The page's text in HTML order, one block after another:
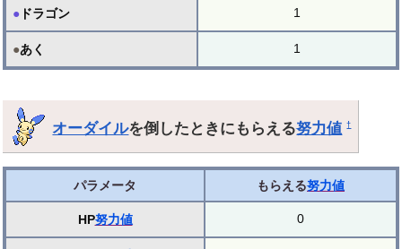
● ドラゴン 1
●あく 1
オーダイルを倒したときにもらえる努力値 †
パラメータ もらえる努力値
HP努力値 0